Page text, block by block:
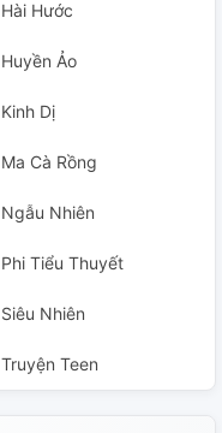
Hài Hước
Huyền Ảo
Kinh Dị
Ma Cà Rồng
Ngẫu Nhiên
Phi Tiểu Thuyết
Siêu Nhiên
Truyện Teen